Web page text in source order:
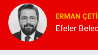
ERMAN
Efeler